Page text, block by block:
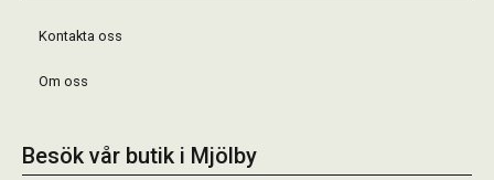
Kontakta oss
Om oss
Besök vår butik i Mjölby